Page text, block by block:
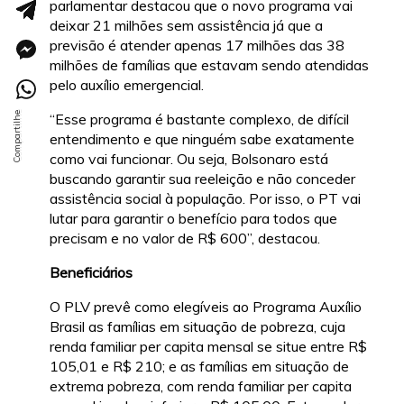
parlamentar destacou que o novo programa vai
deixar 21 milhões sem assistência já que a
previsão é atender apenas 17 milhões das 38
milhões de famílias que estavam sendo atendidas
pelo auxílio emergencial.
“Esse programa é bastante complexo, de difícil
entendimento e que ninguém sabe exatamente
como vai funcionar. Ou seja, Bolsonaro está
buscando garantir sua reeleição e não conceder
assistência social à população. Por isso, o PT vai
lutar para garantir o benefício para todos que
precisam e no valor de R$ 600”, destacou.
Beneficiários
O PLV prevê como elegíveis ao Programa Auxílio
Brasil as famílias em situação de pobreza, cuja
renda familiar per capita mensal se situe entre R$
105,01 e R$ 210; e as famílias em situação de
extrema pobreza, com renda familiar per capita